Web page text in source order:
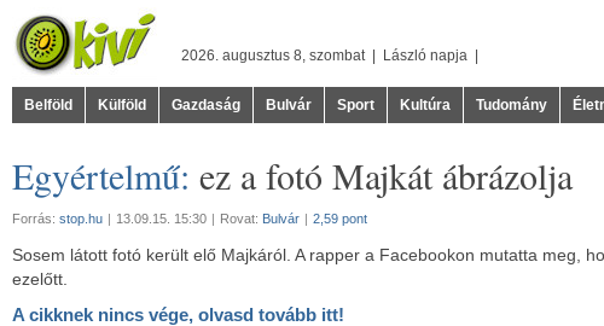
2026. augusztus 8, szombat | László napja |
Belföld Külföld Gazdaság Bulvár Sport Kultúra Tudomány
Egyértelmű: ez a fotó Majkát ábrázolja
Forrás: stop.hu | 13.09.15. 15:30 | Rovat: Bulvár | 2,59 pont
Sosem látott fotó került elő Majkáról. A rapper a Facebookon mutatta meg,
ezelőtt.
A cikknek nincs vége, olvasd tovább itt!